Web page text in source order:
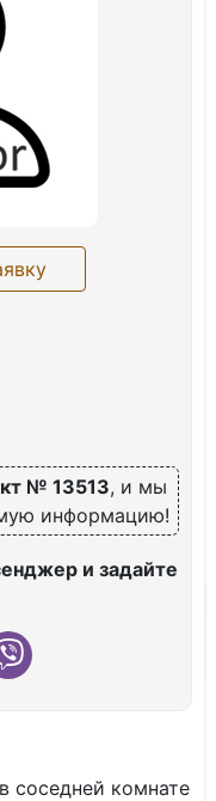
№ 13513, и мы
информацию!
и задайте
соседней комнате